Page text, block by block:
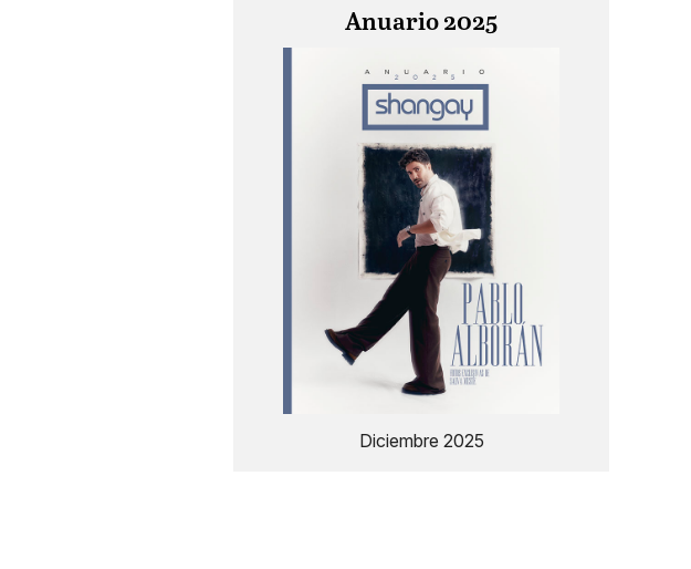
Anuario 2025
Diciembre 2025